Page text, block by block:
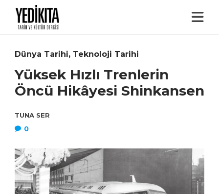
Dünya Tarihi, Teknoloji Tarihi
Yüksek Hızlı Trenlerin
Öncü Hikâyesi Shinkansen
TUNA SER
0